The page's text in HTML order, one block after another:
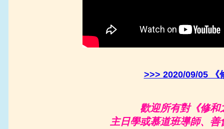
>>> 2020/09/05 《
歡迎所有對《修
主日學或慕道班導師、